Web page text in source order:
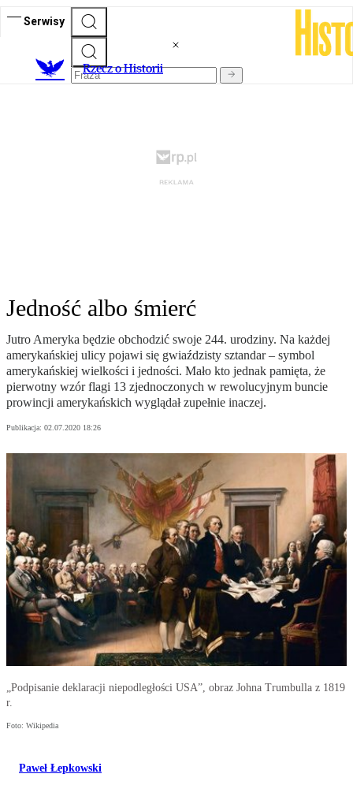
Serwisy
Rzecz o Historii
Jedność albo śmierć
Jutro Ameryka będzie obchodzić swoje 244. urodziny. Na każdej
amerykańskiej ulicy pojawi się gwiaździsty sztandar – symbol
amerykańskiej wielkości i jedności. Mało kto jednak pamięta, że
pierwotny wzór flagi 13 zjednoczonych w rewolucyjnym buncie
prowincji amerykańskich wyglądał zupełnie inaczej.
Publikacja: 02.07.2020 18:26
„Podpisanie deklaracji niepodległości USA”, obraz Johna Trumbulla z 1819
r.
Foto: Wikipedia
Paweł Łepkowski